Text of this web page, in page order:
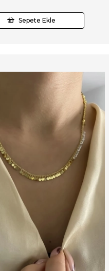
Sepete Ekle